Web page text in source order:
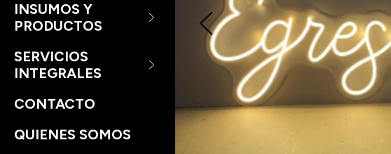
INSUMOS Y
PRODUCTOS
SERVICIOS
INTEGRALES
CONTACTO
QUIENES SOMOS